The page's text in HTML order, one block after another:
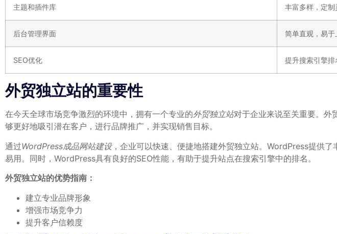
主题和插件库 丰富多样，定制
后台管理界面 简单直观，易于
SEO优化 提升搜索引擎排
外贸独立站的重要性
在今天全球市场竞争激烈的环境中，拥有一个专业的外贸独立站对于企业来说至关重要。外
够更好地吸引潜在客户，进行品牌推广，并实现销售目标。
通过WordPress成品网站建设，企业可以快速、便捷地搭建外贸独立站。WordPress提供
易用。同时，WordPress具有良好的SEO性能，有助于提升站点在搜索引擎中的排名。
外贸独立站的优势指南：
建立专业品牌形象
增强市场竞争力
提升客户信赖度